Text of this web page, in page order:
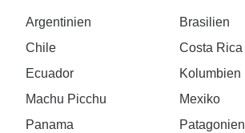
Argentinien
Brasilien
Chile
Costa Rica
Ecuador
Kolumbien
Machu Picchu
Mexiko
Panama
Patagonien